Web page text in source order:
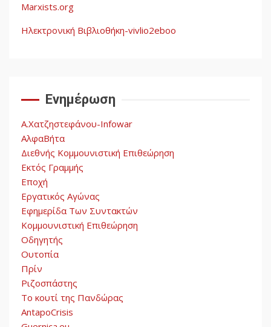
Marxists.org
Ηλεκτρονική Βιβλιοθήκη-vivlio2eboo
Ενημέρωση
Α.Χατζηστεφάνου-Infowar
ΑλφαΒήτα
Διεθνής Κομμουνιστική Επιθεώρηση
Εκτός Γραμμής
Εποχή
Εργατικός Αγώνας
Εφημερίδα Των Συντακτών
Κομμουνιστική Επιθεώρηση
Οδηγητής
Ουτοπία
Πρίν
Ριζοσπάστης
Το κουτί της Πανδώρας
AntapoCrisis